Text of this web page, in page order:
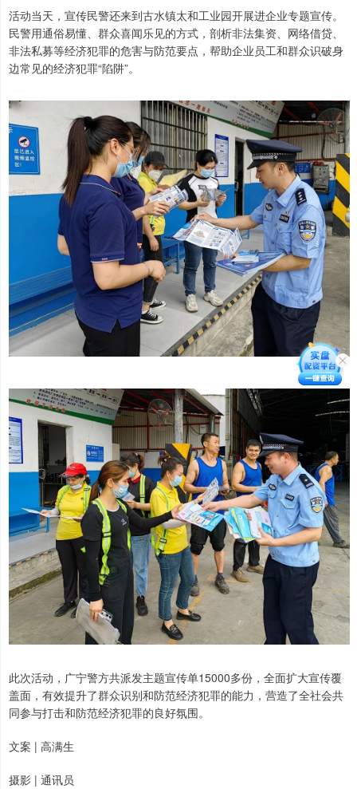
活动当天，宣传民警还来到古水镇太和工业园开展进企业专题宣传。
民警用通俗易懂、群众喜闻乐见的方式，剖析非法集资、网络借贷、
非法私募等经济犯罪的危害与防范要点，帮助企业员工和群众识破身
边常见的经济犯罪“陷阱”。
此次活动，广宁警方共派发主题宣传单15000多份，全面扩大宣传覆
盖面，有效提升了群众识别和防范经济犯罪的能力，营造了全社会共
同参与打击和防范经济犯罪的良好氛围。
文案 | 高满生
摄影 | 通讯员